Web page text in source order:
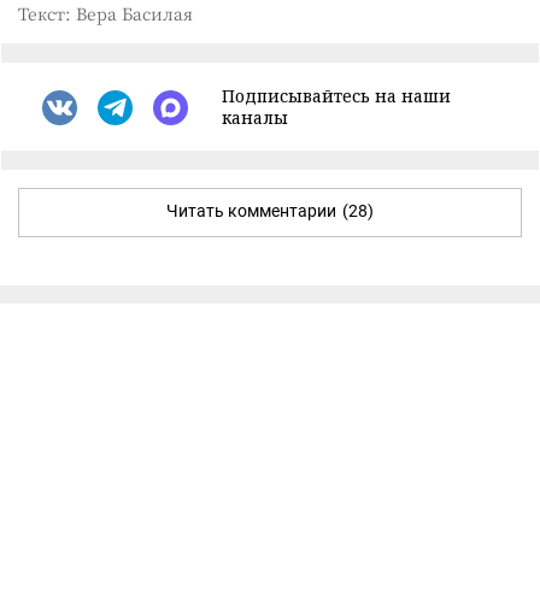
Текст: Вера Басилая
Подписывайтесь на наши
каналы
Читать комментарии (28)